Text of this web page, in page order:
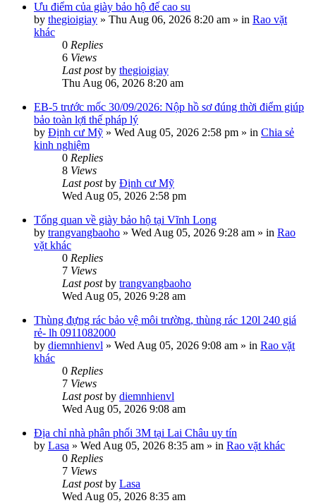
Ưu điểm của giày bảo hộ đế cao su
by thegioigiay » Thu Aug 06, 2026 8:20 am » in Rao vặt
khác
0 Replies
6 Views
Last postby thegioigiay
Thu Aug 06, 2026 8:20 am
EB-5 trước mốc 30/09/2026: Nộp hồ sơ đúng thời điểm giúp
bảo toàn lợi thế pháp lý
by Định cư Mỹ » Wed Aug 05, 2026 2:58 pm » in Chia sẻ
kinh nghiệm
0 Replies
8 Views
Last postby Định cư Mỹ
Wed Aug 05, 2026 2:58 pm
Tổng quan về giày bảo hộ tại Vĩnh Long
by trangvangbaoho » Wed Aug 05, 2026 9:28 am » in Rao
vặt khác
0 Replies
7 Views
Last postby trangvangbaoho
Wed Aug 05, 2026 9:28 am
Thùng đựng rác bảo vệ môi trường, thùng rác 120l 240 giá
rẻ- lh 0911082000
by diemnhienvl » Wed Aug 05, 2026 9:08 am » in Rao vặt
khác
0 Replies
7 Views
Last postby diemnhienvl
Wed Aug 05, 2026 9:08 am
Địa chỉ nhà phân phối 3M tại Lai Châu uy tín
by Lasa » Wed Aug 05, 2026 8:35 am » in Rao vặt khác
0 Replies
7 Views
Last postby Lasa
Wed Aug 05, 2026 8:35 am